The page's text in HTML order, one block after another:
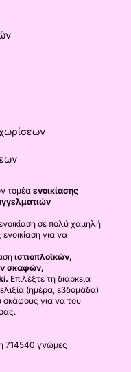
τομέα ενοικίασης
σε πολύ χαμηλή
για να
ιστιοπλοϊκών,
σκαφών,
Επιλέξτε τη διάρκεια
(ημέρα, εβδομάδα)
σκάφους για να του
714540 γνώμες